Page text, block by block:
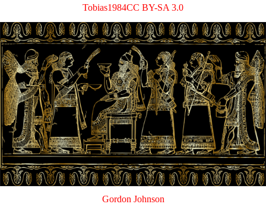
Tobias1984CC BY-SA 3.0
Gordon Johnson